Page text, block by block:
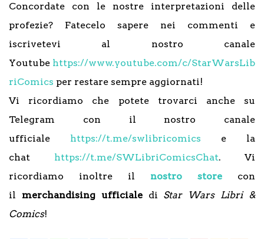
Concordate con le nostre interpretazioni delle
profezie? Fatecelo sapere nei commenti e
iscrivetevi al nostro canale
Youtube https://www.youtube.com/c/StarWarsLib
riComics per restare sempre aggiornati!
Vi ricordiamo che potete trovarci anche su
Telegram con il nostro canale
ufficiale https://t.me/swlibricomics e la
chat https://t.me/SWLibriComicsChat. Vi
ricordiamo inoltre il nostro store con
il merchandising ufficialedi Star Wars Libri &
Comics!